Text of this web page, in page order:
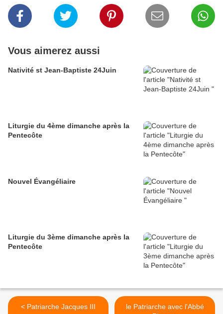
Vous aimerez aussi
Nativité st Jean-Baptiste 24Juin
Liturgie du 4ème dimanche après la
Pentecôte
Nouvel Évangéliaire
Liturgie du 3ème dimanche après la
Pentecôte
< Patriarche Jacques III
le Patriarche avec l'Abbé